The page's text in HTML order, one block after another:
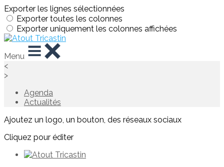
Exporter les lignes sélectionnées
Exporter toutes les colonnes
Exporter uniquement les colonnes affichées
Menu
<
>
Agenda
Actualités
Ajoutez un logo, un bouton, des réseaux sociaux
Cliquez pour éditer